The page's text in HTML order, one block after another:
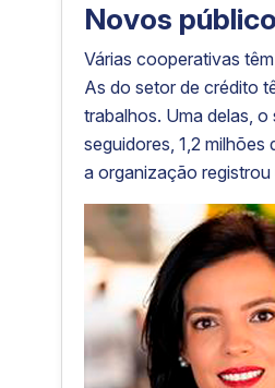
Novos
Várias cooperativas
As do setor de crédito
trabalhos. Uma delas,
seguidores, 1,2
a organização